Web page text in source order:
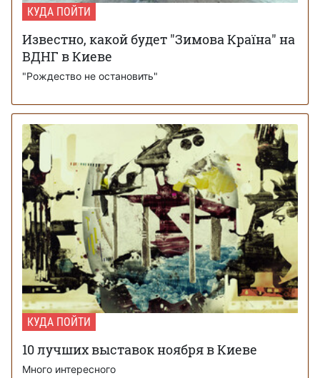
КУДА ПОЙТИ
Известно, какой будет "Зимова Країна" на
ВДНГ в Киеве
"Рождество не остановить"
КУДА ПОЙТИ
10 лучших выставок ноября в Киеве
Много интересного